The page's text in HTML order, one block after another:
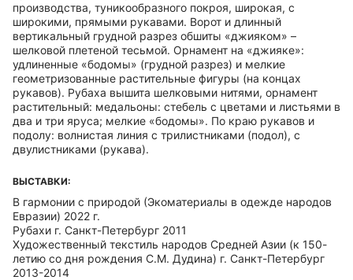
производства, туникообразного покроя, широкая, с
широкими, прямыми рукавами. Ворот и длинный
вертикальный грудной разрез обшиты «джияком» –
шелковой плетеной тесьмой. Орнамент на «джияке»:
удлиненные «бодомы» (грудной разрез) и мелкие
геометризованные растительные фигуры (на концах
рукавов). Рубаха вышита шелковыми нитями, орнамент
растительный: медальоны: стебель с цветами и листьями в
два и три яруса; мелкие «бодомы». По краю рукавов и
подолу: волнистая линия с трилистниками (подол), с
двулистниками (рукава).
ВЫСТАВКИ:
В гармонии с природой (Экоматериалы в одежде народов
Евразии) 2022 г.
Рубахи г. Санкт-Петербург 2011
Художественный текстиль народов Средней Азии (к 150-
летию со дня рождения С.М. Дудина) г. Санкт-Петербург
2013-2014